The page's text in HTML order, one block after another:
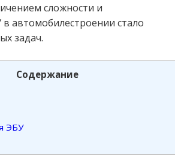
сложности и
автомобилестроении стало
задач.
Содержание
ЭБУ